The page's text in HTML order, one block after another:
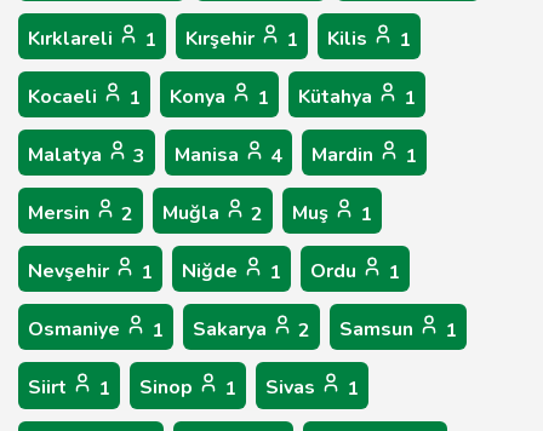
Kırklareli 1 Kırşehir 1 Kilis 1
Kocaeli 1 Konya 1 Kütahya 1
Malatya 3 Manisa 4 Mardin 1
Mersin 2 Muğla 2 Muş 1
Nevşehir 1 Niğde 1 Ordu 1
Osmaniye 1 Sakarya 2 Samsun 1
Siirt 1 Sinop 1 Sivas 1